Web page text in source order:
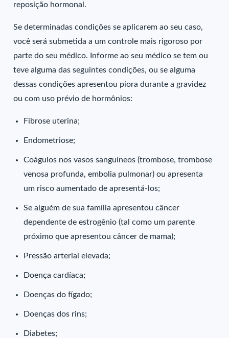
reposição hormonal.
Se determinadas condições se aplicarem ao seu caso,
você será submetida a um controle mais rigoroso por
parte do seu médico. Informe ao seu médico se tem ou
teve alguma das seguintes condições, ou se alguma
dessas condições apresentou piora durante a gravidez
ou com uso prévio de hormônios:
Fibrose uterina;
Endometriose;
Coágulos nos vasos sanguíneos (trombose, trombose
venosa profunda, embolia pulmonar) ou apresenta
um risco aumentado de apresentá-los;
Se alguém de sua família apresentou câncer
dependente de estrogênio (tal como um parente
próximo que apresentou câncer de mama);
Pressão arterial elevada;
Doença cardíaca;
Doenças do fígado;
Doenças dos rins;
Diabetes;